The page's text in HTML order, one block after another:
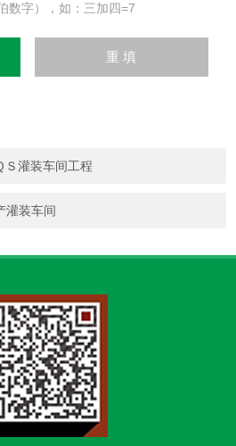
数字），如：三加四=7
Ｓ灌装车间工程
灌装车间